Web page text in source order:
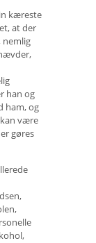
kæreste
at der
nemlig
han og
ham, og
være
gøres